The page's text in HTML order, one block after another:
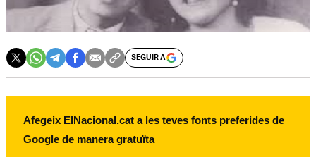
SEGUIR A
Afegeix ElNacional.cat a les teves fonts preferides de
Google de manera gratuïta